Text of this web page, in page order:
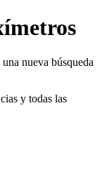
nueva búsqueda
y todas las